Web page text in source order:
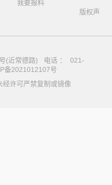
我要报料
版权声
(近常德路) 电话 ： 021-
备2021012107号
经许可严禁复制或镜像